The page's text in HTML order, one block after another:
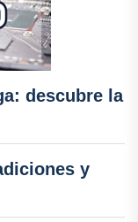
descubre la
y